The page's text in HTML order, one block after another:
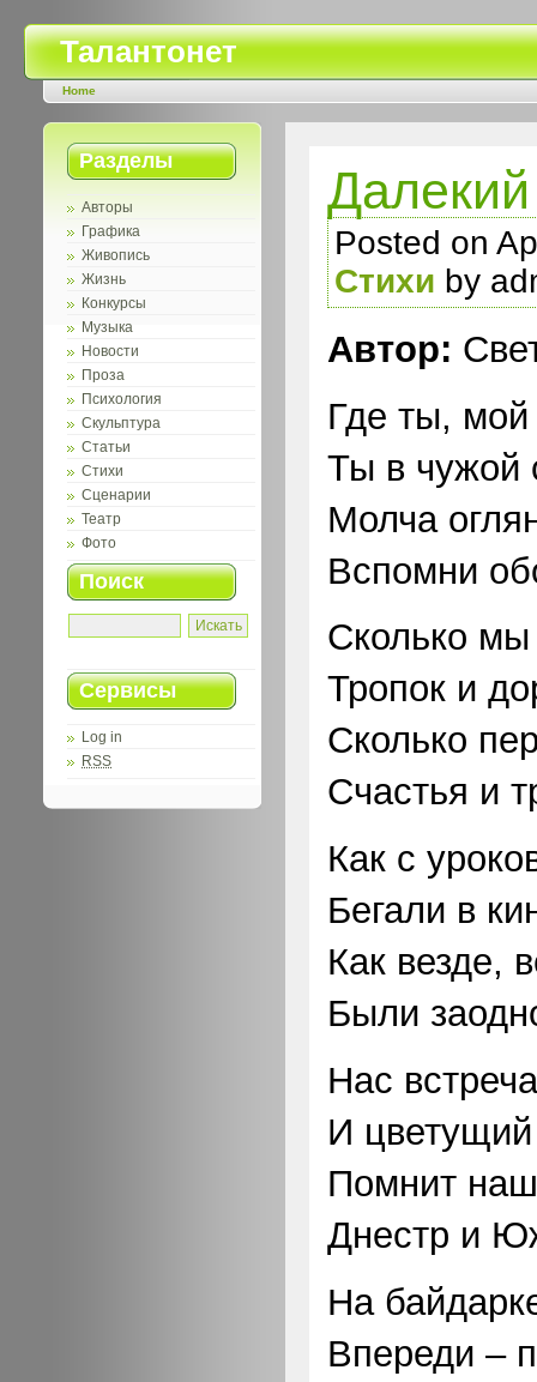
Талантонет
Home
Разделы
Авторы
Графика
Живопись
Жизнь
Конкурсы
Музыка
Новости
Проза
Психология
Скульптура
Статьи
Стихи
Сценарии
Театр
Фото
Поиск
Сервисы
Log in
RSS
Далекий
Posted on
Стихи by
Автор:
Где ты, мой
Ты в чужой
Молча
Вспомни
Сколько
Тропок и
Сколько
Счастья и
Как с
Бегали в
Как везде,
Были
Нас
И цветущий
Помнит
Днестр и
На
Впереди –